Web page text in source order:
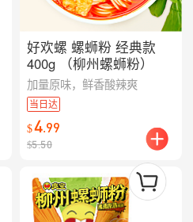
好欢螺 螺蛳粉 经典款
400g （柳州螺蛳粉）
加量原味，鲜香酸辣爽
当日达
$4.99
$5.50